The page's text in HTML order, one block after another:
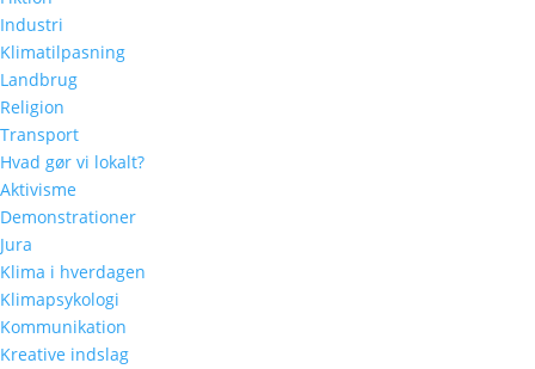
Industri
Klimatilpasning
Landbrug
Religion
Transport
Hvad gør vi lokalt?
Aktivisme
Demonstrationer
Jura
Klima i hverdagen
Klimapsykologi
Kommunikation
Kreative indslag